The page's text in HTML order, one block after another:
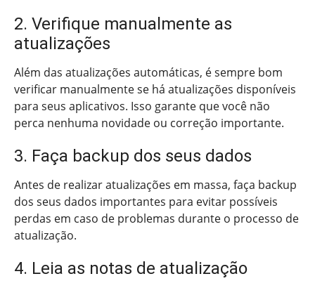
2. Verifique manualmente as
atualizações
Além das atualizações automáticas, é sempre bom
verificar manualmente se há atualizações disponíveis
para seus aplicativos. Isso garante que você não
perca nenhuma novidade ou correção importante.
3. Faça backup dos seus dados
Antes de realizar atualizações em massa, faça backup
dos seus dados importantes para evitar possíveis
perdas em caso de problemas durante o processo de
atualização.
4. Leia as notas de atualização